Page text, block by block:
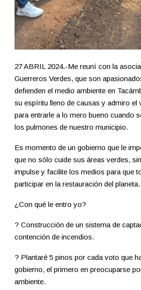
27 ABRIL 2024.-Me reuní con la
Guerreros Verdes, que son
defienden el medio ambiente en
su espíritu lleno de causas y admiro el
para entrarle a lo mero bueno cuando
los pulmones de nuestro municipio.
Es momento de un gobierno que le
que no sólo cuide sus áreas verdes,
impulse y facilite los medios para que
participar en la restauración del planeta.
¿Con qué le entro yo?
? Construcción de un sistema de
contención de incendios.
? Plantaré 5 pinos por cada voto que
gobierno, el primero en preocuparse
ambiente.